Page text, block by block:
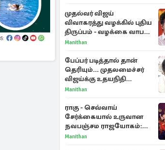
முதல்வர் விஜய்
விவாகரத்து வழக்கில் புதிய
திருப்பம் - வழக்கை வாபஸ்
பெற்ற சங்கீதா!
Manithan
பேப்பர் படித்தால் தான்
தெரியும்... முதலமைச்சர்
விஜய்க்கு உதயநிதி
ஸ்டாலின் பதிலடி
Manithan
ராகு - செவ்வாய்
சேர்க்கையால் உருவான
நவபஞ்சம ராஜயோகம்:
அதிர்ஷ்டம் பெறும் 3
Manithan